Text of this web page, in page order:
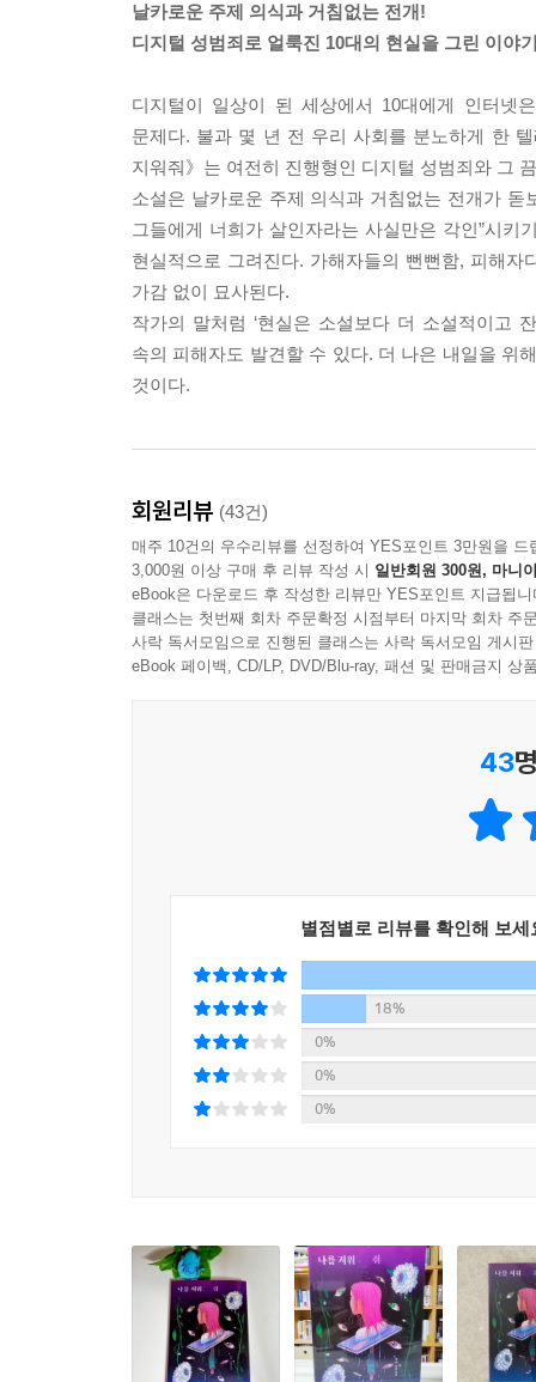
했다. 두리번거리다가 모리와 눈이 마주친 반 아
--- p.62~63 「강모리_8반 남학생 단톡방」 중에서
재이는 겉으로 응원하는 척했지만 내심 ‘그렇게
실은 제발 떨어지길 바랐다. 위로는 오롯이 자기
했으니까.
--- p. 111 「민재이_고백」 중에서
그것들은 좀비였다. 좀비 하나를 죽여도 새로운
상도 처음에는 몇 명만 내려받는다. 하지만 그들
에서 자신의 얼굴을 완전히 지워 내지 못할 것 같
--- p.157 「민재이_유포」 중에서
모리는 손가락 끝에 힘을 줬다. 딱 한 번만 눈감으
결국 손끝에 준 힘을 뺐다. 그리고 마우스에서 손
말했다.
“혹여나 네가 잡겠다는 생각은 하지 말아라. 쉽지
으로 행동했다 해도 성착취물을 소비한 건 사실이
날카로운 주제 의식과 거침없는 전개!
디지털 성범죄로 얼룩진 10대의 현실을 그린 이야
디지털이 일상이 된 세상에서 10대에게 인터넷
문제다. 불과 몇 년 전 우리 사회를 분노하게 한
지워줘》는 여전히 진행형인 디지털 성범죄와 그
소설은 날카로운 주제 의식과 거침없는 전개가
그들에게 너희가 살인자라는 사실만은 각인”시
현실적으로 그려진다. 가해자들의 뻔뻔함, 피해
가감 없이 묘사된다.
작가의 말처럼 ‘현실은 소설보다 더 소설적이고
속의 피해자도 발견할 수 있다. 더 나은 내일을 위
것이다.
회원리뷰 (43건)
매주 10건의 우수리뷰를 선정하여 YES포인트 3만원을 드
3,000원 이상 구매 후 리뷰 작성 시 일반회원 300원, 마니
eBook은 다운로드 후 작성한 리뷰만 YES포인트 지급됩니
클래스는 첫번째 회차 주문확정 시점부터 마지막 회차 주
사락 독서모임으로 진행된 클래스는 사락 독서모임 게시
eBook 페이백, CD/LP, DVD/Blu-ray, 패션 및 판매금지 상
43
별점별로 리뷰를 확인해 보세
18%
0%
0%
0%